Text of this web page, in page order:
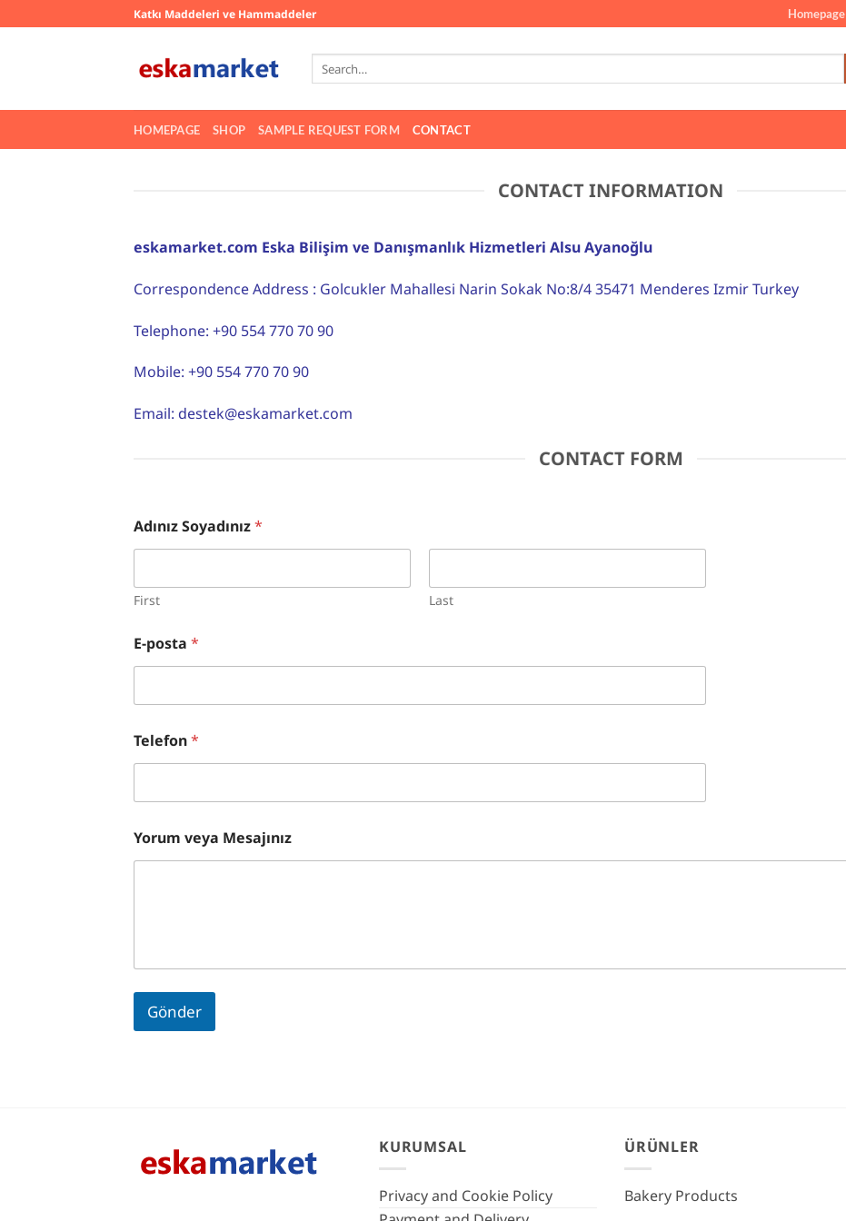
to
Katkı Maddeleri ve Hammaddeler Homepage
Search
for:
HOMEPAGE SHOP SAMPLE REQUEST FORM CONTACT
CONTACT INFORMATION
eskamarket.com Eska Bilişim ve Danışmanlık Hizmetleri Alsu Ayanoğlu
Correspondence Address : Golcukler Mahallesi Narin Sokak No:8/4 35471 Menderes Izmir Turkey
Telephone: +90 554 770 70 90
Mobile: +90 554 770 70 90
Email: destek@eskamarket.com
CONTACT FORM
Adınız Soyadınız*
First Last
E-posta *
Telefon*
Yorum veya Mesajınız
Gönder
KURUMSAL
Privacy and Cookie Policy
ÜRÜNLER
Bakery Products